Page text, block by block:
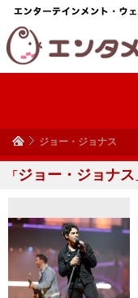
ジョー・ジョナス
「ジョー・ジョナス